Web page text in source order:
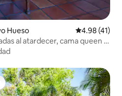
Hueso Calificación
4.98 (41)
al atardecer, cama queen y